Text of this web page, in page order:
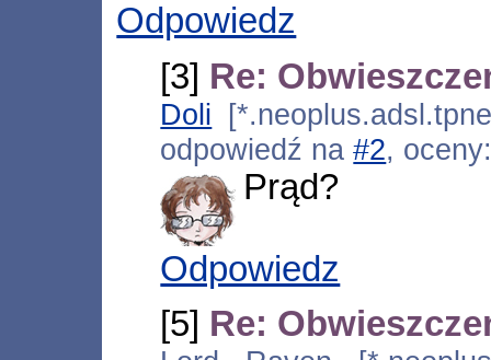
Odpowiedz
[3] Re:
Doli
odpowiedź na#2,
Prąd?
Odpowiedz
[5] Re: